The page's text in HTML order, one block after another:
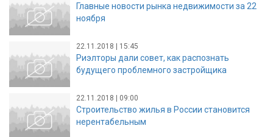
Главные новости рынка недвижимости за 22
ноября
22.11.2018 | 15:45
Риэлторы дали совет, как распознать
будущего проблемного застройщика
22.11.2018 | 09:00
Строительство жилья в России становится
нерентабельным